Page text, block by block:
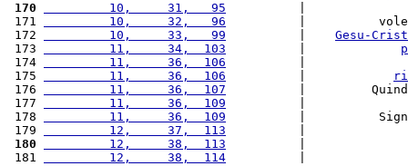
170
         10,     31,   95
171
         10,     32,   96
|
172
         10,     33,   99
Gesu-
173
         11,     34,  103
174
         11,     36,  106
175
         11,     36,  106
176
         11,     36,  107
|
177
         11,     36,  109
178
         11,     36,  109
|
179
         12,     37,  113
180
         12,     38,  113
181
         12,     38,  114